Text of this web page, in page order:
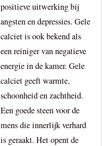
positieve uitwerking bij
angsten en depressies. Gele
calciet is ook bekend als
een reiniger van negatieve
energie in de kamer. Gele
calciet geeft warmte,
schoonheid en zachtheid.
Een goede steen voor de
mens die innerlijk verhard
is geraakt. Het opent de